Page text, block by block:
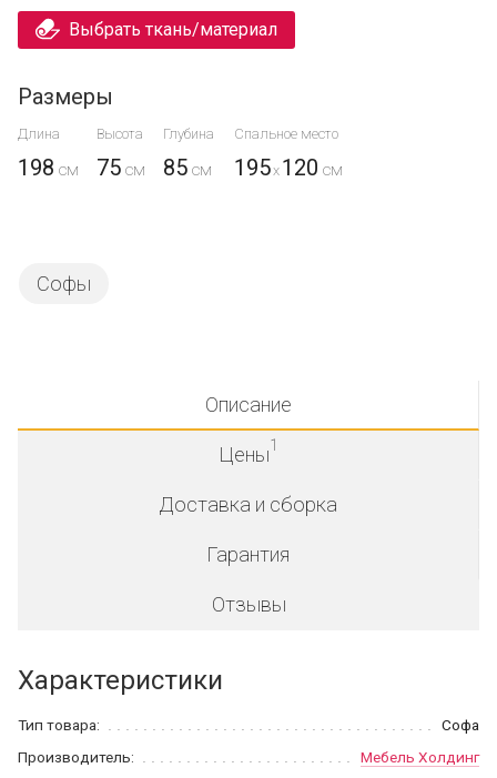
Выбрать ткань/материал
Размеры
Длина Высота Глубина Спальное место
198 75 85 195x 120
Софы
Описание
Цены1
Доставка и сборка
Гарантия
Отзывы
Характеристики
Тип товара:
Софа
Производитель:
Мебель Холдинг